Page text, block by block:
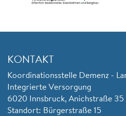
KONTAKT
Koordinationsstelle Demenz -
Integrierte Versorgung
6020 Innsbruck, Anichstraße 35
Standort: Bürgerstraße 15